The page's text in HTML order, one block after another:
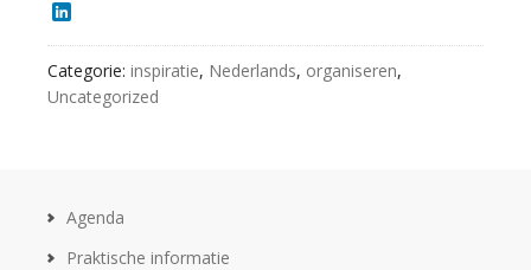
Categorie: inspiratie, Nederlands, organiseren,
Uncategorized
Agenda
Praktische informatie